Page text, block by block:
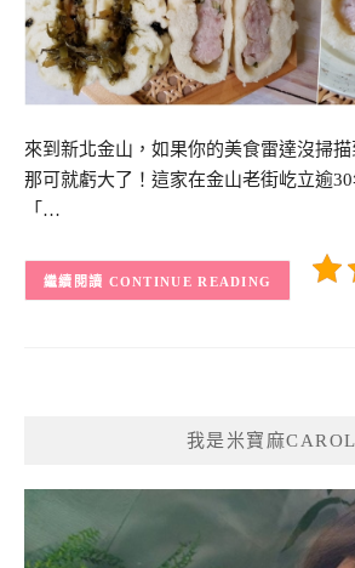
來到新北金山，如果你的美食雷達沒掃描
那可就虧大了！這家在金山老街屹立逾
「…
CONTINUE READING
我是米寶麻CAROL